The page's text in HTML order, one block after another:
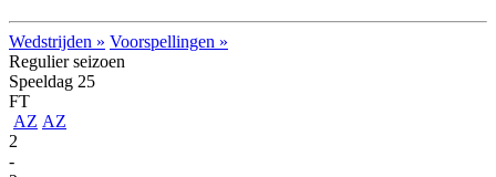
Wedstrijden » Voorspellingen »
Regulier seizoen
Speeldag 25
FT
AZ AZ
2
-